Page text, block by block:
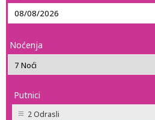
Noćenja
Putnici
2 Odrasli